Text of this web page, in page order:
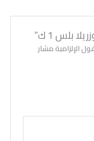
بلس 1 ك”
الإلزامية مشار